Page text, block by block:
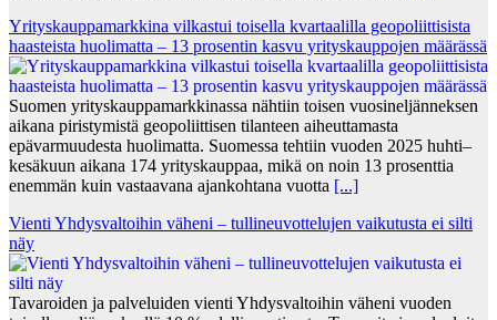
Yrityskauppamarkkina vilkastui toisella kvartaalilla geopoliittisista
haasteista huolimatta – 13 prosentin kasvu yrityskauppojen määrässä
Suomen yrityskauppamarkkinassa nähtiin toisen vuosineljänneksen
aikana piristymistä geopoliittisen tilanteen aiheuttamasta
epävarmuudesta huolimatta. Suomessa tehtiin vuoden 2025 huhti–
kesäkuun aikana 174 yrityskauppaa, mikä on noin 13 prosenttia
enemmän kuin vastaavana ajankohtana vuotta [...]
Vienti Yhdysvaltoihin väheni – tullineuvottelujen vaikutusta ei silti
näy
Tavaroiden ja palveluiden vienti Yhdysvaltoihin väheni vuoden